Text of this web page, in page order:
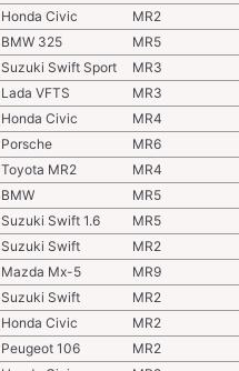
Honda Civic
MR2
BMW 325
MR5
Suzuki Swift Sport
MR3
Lada VFTS
MR3
Honda Civic
MR4
Porsche
MR6
Toyota MR2
MR4
BMW
MR5
Suzuki Swift 1.6
MR5
Suzuki Swift
MR2
Mazda Mx-5
MR9
Suzuki Swift
MR2
Honda Civic
MR2
Peugeot 106
MR2